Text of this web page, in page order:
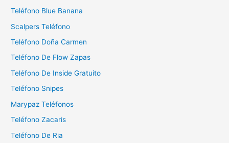
Teléfono Blue Banana
Scalpers Teléfono
Teléfono Doña Carmen
Teléfono De Flow Zapas
Teléfono De Inside Gratuito
Teléfono Snipes
Marypaz Teléfonos
Teléfono Zacaris
Teléfono De Ria